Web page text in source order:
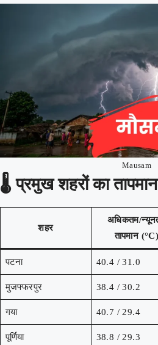
Mausam
🌡️प्रमुख शहरों का
शहर
अधिकतम/
तापमान (°C)
पटना 40.4 / 31.0
मुजफ्फरपुर 38.4 / 30.2
गया 40.7 / 29.4
पूर्णिया 38.8 / 29.3